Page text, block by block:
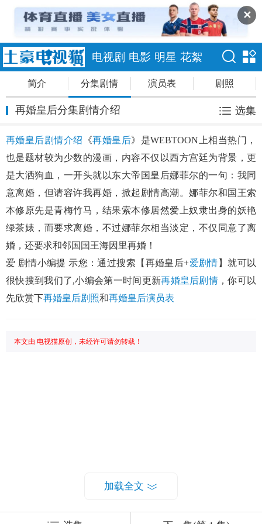
✕
电视剧 电影 明星 花絮
简介 分集剧情 演员表 剧照
再婚皇后分集剧情介绍 选集
再婚皇后剧情介绍 《再婚皇后》是WEBTOON上相当热门，
也是题材较为少数的漫画，内容不仅以西方宫廷为背景，更
是大洒狗血，一开头就以东大帝国皇后娜菲尔的一句：我同
意离婚，但请容许我再婚，掀起剧情高潮。娜菲尔和国王索
本修原先是青梅竹马，结果索本修居然爱上奴隶出身的妖艳
绿茶婊，而要求离婚，不过娜菲尔相当淡定，不仅同意了离
婚，还要求和邻国国王海因里再婚！
爱 剧情小编提 示您：通过搜索【再婚皇后+爱剧情 】就可以
很快搜到我们了,小编会第一时间更新再婚皇后剧情 ，你可以
先欣赏下再婚皇后剧照和再婚皇后演员表
本文由 电视猫原创，未经许可请勿转载！
加载全文